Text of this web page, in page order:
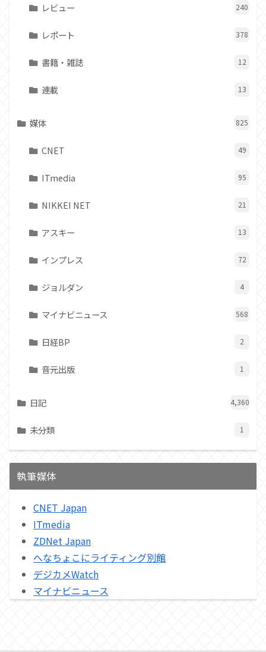
レビュー 240
レポート 378
書籍・雑誌 12
連載 13
媒体 825
CNET 49
ITmedia 95
NIKKEI NET 21
アスキー 13
インプレス 72
ジョルダン 4
マイナビニュース 568
日経BP 2
音元出版 1
日記 4,360
未分類 1
執筆媒体
CNET Japan
ITmedia
ZDNet Japan
へなちょこにライティング別館
デジカメWatch
マイナビニュース